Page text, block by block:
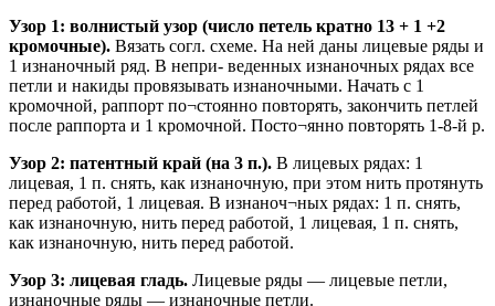
Узор 1: волнистый узор (число петель кратно 13 + 1 +2
кромочные). Вязать согл. схеме. На ней даны лицевые ряды и
1 изнаночный ряд. В непри- веденных изнаночных рядах все
петли и накиды провязывать изнаночными. Начать с 1
кромочной, раппорт по¬стоянно повторять, закончить петлей
после раппорта и 1 кромочной. Посто¬янно повторять 1-8-й р.
Узор 2: патентный край (на 3 п.). В лицевых рядах: 1
лицевая, 1 п. снять, как изнаночную, при этом нить протянуть
перед работой, 1 лицевая. В изнаноч¬ных рядах: 1 п. снять,
как изнаночную, нить перед работой, 1 лицевая, 1 п. снять,
как изнаночную, нить перед работой.
Узор 3: лицевая гладь. Лицевые ряды — лицевые петли,
изнаночные ряды — изнаночные петли.